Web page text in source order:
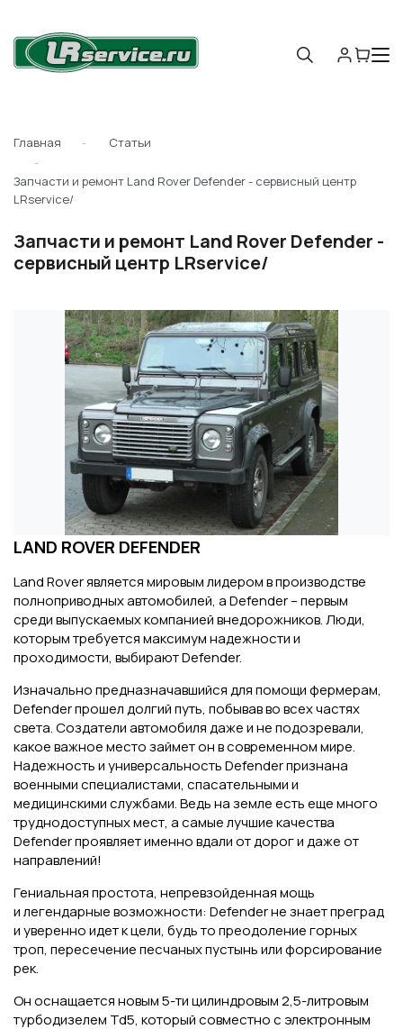
Главная Статьи
Запчасти и ремонт Land Rover Defender - сервисный центр
LRservice/
Запчасти и ремонт Land Rover Defender -
сервисный центр LRservice/
LAND ROVER DEFENDER
Land Rover является мировым лидером в производстве
полноприводных автомобилей, а Defender – первым
среди выпускаемых компанией внедорожников. Люди,
которым требуется максимум надежности и
проходимости, выбирают Defender.
Изначально предназначавшийся для помощи фермерам,
Defender прошел долгий путь, побывав во всех частях
света. Создатели автомобиля даже и не подозревали,
какое важное место займет он в современном мире.
Надежность и универсальность Defender признана
военными специалистами, спасательными и
медицинскими службами. Ведь на земле есть еще много
труднодоступных мест, а самые лучшие качества
Defender проявляет именно вдали от дорог и даже от
направлений!
Гениальная простота, непревзойденная мощь
и легендарные возможности: Defender не знает преград
и уверенно идет к цели, будь то преодоление горных
троп, пересечение песчаных пустынь или форсирование
рек.
Он оснащается новым 5-ти цилиндровым 2,5-литровым
турбодизелем Td5, который совместно с электронным